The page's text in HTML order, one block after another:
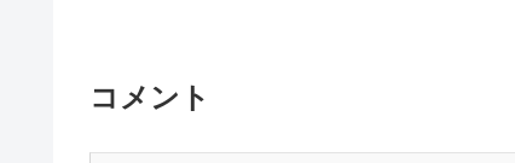
コメント